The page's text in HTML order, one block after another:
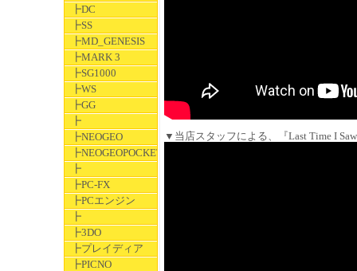
┣DC
┣SS
┣MD_GENESIS
┣MARK 3
┣SG1000
┣WS
┣GG
┣
┣NEOGEO
┣NEOGEOPOCKET
┣
┣PC-FX
┣PCエンジン
┣
┣3DO
┣プレイディア
┣PICNO
▼当店スタッフによる、『Last Time I